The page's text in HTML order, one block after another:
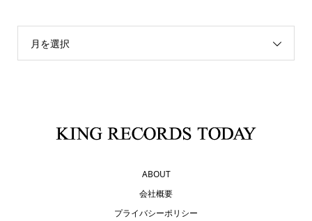
月を選択
ABOUT
会社概要
プライバシーポリシー